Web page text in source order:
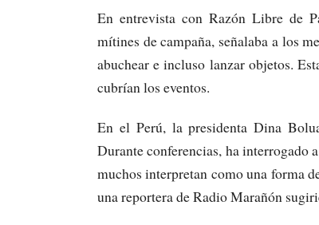
En entrevista con Razón Libre de
mítines de campaña, señalaba a los
abuchear e incluso lanzar objetos.
cubrían los eventos.
En el Perú, la presidenta Dina
Durante conferencias, ha interrogado
muchos interpretan como una forma
una reportera de Radio Marañón